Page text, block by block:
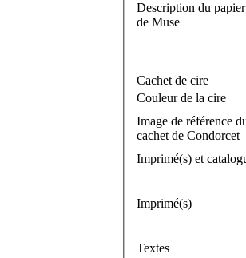
Description du
de Muse
Cachet de cire
Couleur de la cire
Image de référence
cachet de Condorcet
Imprimé(s) et
Imprimé(s)
Textes